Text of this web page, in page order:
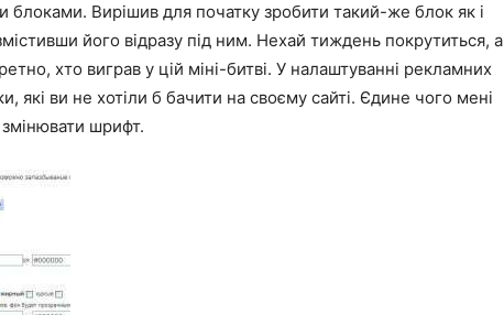
Вирішив для початку зробити такий-же блок як і
його відразу під ним. Нехай тиждень покрутиться, а
хто виграв у цій міні-битві. У налаштуванні рекламних
які ви не хотіли б бачити на своєму сайті. Єдине чого мені
шрифт.